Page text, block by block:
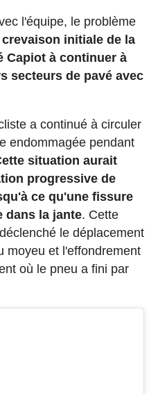
l'équipe, le problème
crevaison initiale de la
Capiot à continuer à
secteurs de pavé avec
a continué à circuler
endommagée pendant
situation aurait
progressive de
ce qu'une fissure
dans la jante. Cette
le déplacement
moyeu et l'effondrement
où le pneu a fini par